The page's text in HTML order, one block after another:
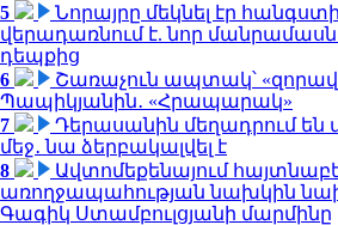
5
Նորայրը մեկնել էր
վերադառնում է. նոր
դեպքից
6
Շառաչուն ապտակ՝
Պապիկյանին․ «Հրապարակ»
7
Դերասանին մեղադրում են
մեջ․ նա ձերբակալվել է
8
Ավտոմեքենայում
առողջապահության նախկին
Գագիկ Ստամբուլցյանի մարմինը